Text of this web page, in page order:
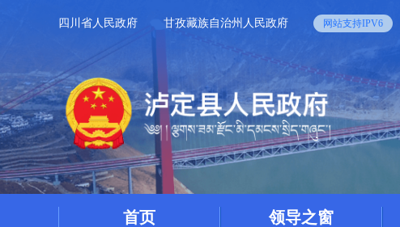
四川省人民政府 甘孜藏族自治州人民政府 网站支持IPV6
首页 领导之窗